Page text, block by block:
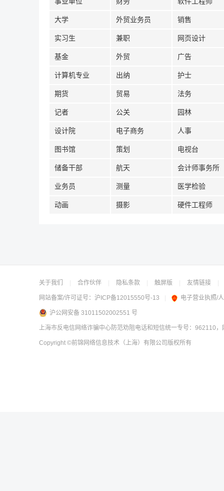
大学 外贸业务员 销售
实习生 兼职 网页设计
基金 外贸 广告
计算机专业 出纳 护士
期货 贸易 法务
记者 公关 园林
设计院 电子商务 人事
图书馆 策划 电视台
储备干部 航天 会计师事务所
业务员 测量 医学检验
动画 摄影 硬件工程师
关于我们 合作伙伴 隐私条款 触屏版 友情链接
网站备案/许可证号： 沪ICP备12015550号-13 电子营业执照/
沪公网安备 31011502002551 号
上海市反电信网络诈骗中心防范劝阻电话和短信统一专号：962110
Copyright ©前锦网络信息技术（上海）有限公司 版权所有